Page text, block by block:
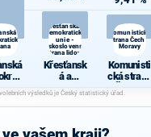
Křesťanská a
demokratická
unie -
Československá
strana lidová
Křesťansk
á a
demokrati
cká unie -
Českoslov
strana
Komunistická
strana Čech a
Moravy
Komunisti
cká strana
Čech a
Moravy